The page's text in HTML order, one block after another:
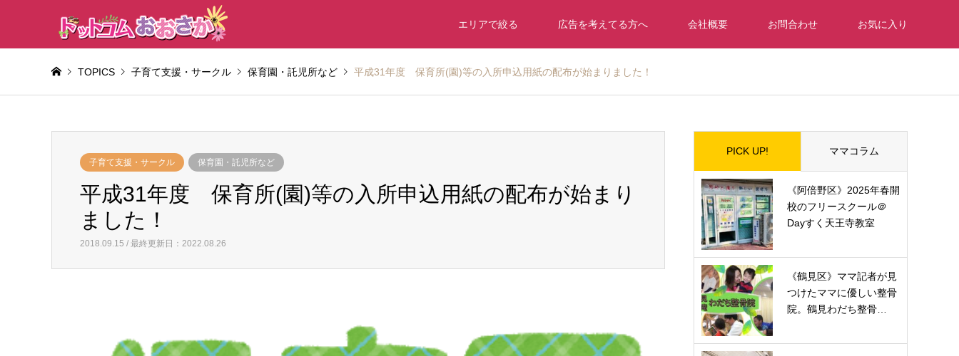
エリアで絞る 広告を考えてる方へ 会社概要 お問合わせ お気に入り
TOPICS 子育て支援・サークル 保育園・託児所など 平成31年度 保育所(園)等の入所申込用紙の配布が始まりました！
子育て支援・サークル 保育園・託児所など
平成31年度 保育所(園)等の入所申込用紙の配布が始まり
ました！
2018.09.15 / 最終更新日：2022.08.26
PICK UP! ママコラム
《阿倍野区》2025年春開
校のフリースクール＠
Dayすく天王寺教室
《鶴見区》ママ記者が見
つけたママに優しい整骨
院。鶴見わだち整骨…